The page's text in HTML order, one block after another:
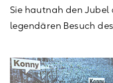
Sie hautnah den Jubel
legendären Besuch